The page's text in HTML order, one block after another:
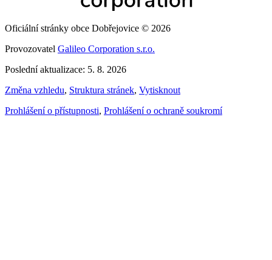
Oficiální stránky obce Dobřejovice © 2026
Provozovatel Galileo Corporation s.r.o.
Poslední aktualizace: 5. 8. 2026
Změna vzhledu, Struktura stránek, Vytisknout
Prohlášení o přístupnosti, Prohlášení o ochraně soukromí